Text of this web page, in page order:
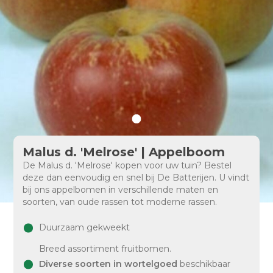
Malus d. 'Melrose' | Appelboom
De Malus d. 'Melrose' kopen voor uw tuin? Bestel
deze dan eenvoudig en snel bij De Batterijen. U vindt
bij ons appelbomen in verschillende maten en
soorten, van oude rassen tot moderne rassen.
Duurzaam gekweekt
Breed assortiment fruitbomen.
Diverse soorten in wortelgoed beschikbaar